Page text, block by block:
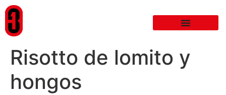
Risotto de lomito y
hongos